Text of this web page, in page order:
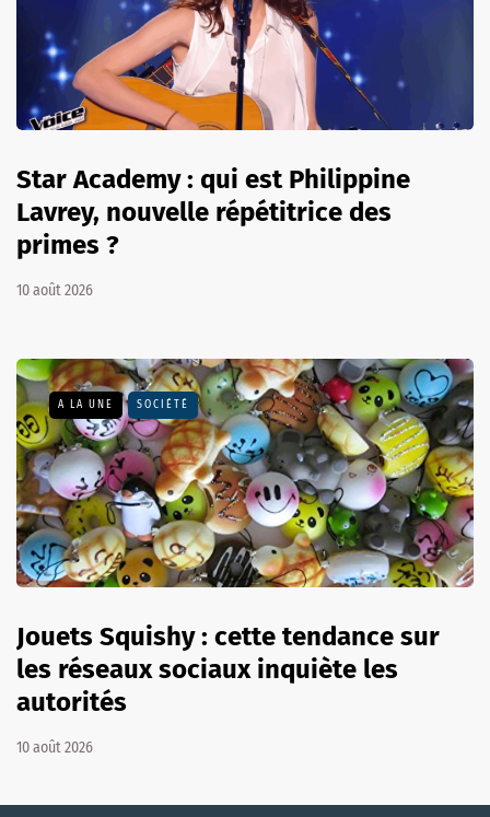
Star Academy : qui est Philippine
Lavrey, nouvelle répétitrice des
primes ?
10 août 2026
A LA UNE SOCIÉTÉ
Jouets Squishy : cette tendance sur
les réseaux sociaux inquiète les
autorités
10 août 2026